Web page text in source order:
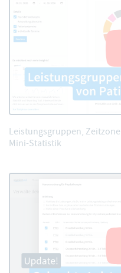
Leistungsgruppen,
Mini-Statistik